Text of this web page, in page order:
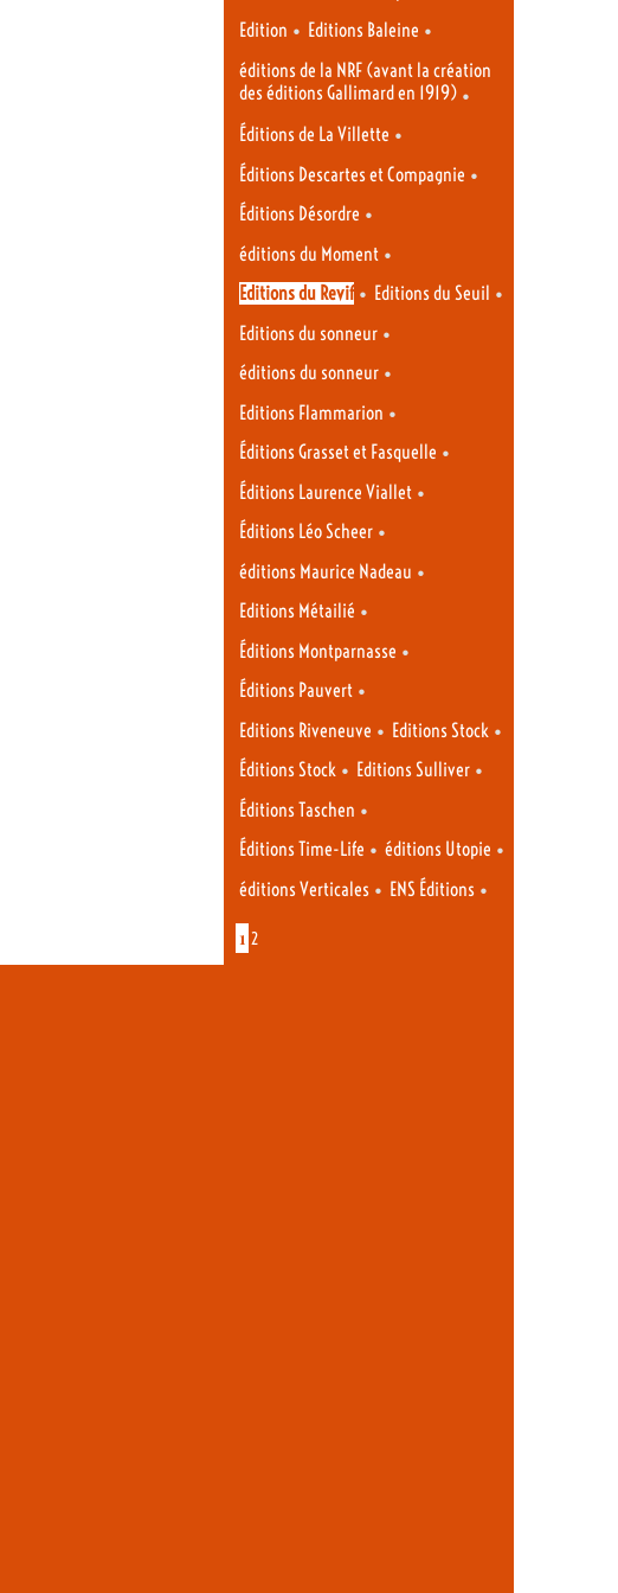
Edition • Editions Baleine •
éditions de la NRF (avant la création
des éditions Gallimard en 1919) •
Éditions de La Villette •
Éditions Descartes et Compagnie •
Éditions Désordre •
éditions du Moment •
Editions du Revif • Editions du Seuil •
Editions du sonneur •
éditions du sonneur •
Editions Flammarion •
Éditions Grasset et Fasquelle •
Éditions Laurence Viallet •
Éditions Léo Scheer •
éditions Maurice Nadeau •
Editions Métailié •
Éditions Montparnasse •
Éditions Pauvert •
Editions Riveneuve • Editions Stock •
Éditions Stock • Editions Sulliver •
Éditions Taschen •
Éditions Time-Life • éditions Utopie •
éditions Verticales • ENS Éditions •
1 2